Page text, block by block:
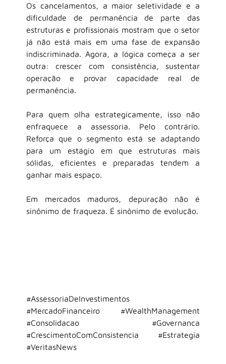
Os cancelamentos, a maior seletividade e a
dificuldade de permanência de parte das
estruturas e profissionais mostram que o setor
já não está mais em uma fase de expansão
indiscriminada. Agora, a lógica começa a ser
outra: crescer com consistência, sustentar
operação e provar capacidade real de
permanência.
Para quem olha estrategicamente, isso não
enfraquece a assessoria. Pelo contrário.
Reforça que o segmento está se adaptando
para um estágio em que estruturas mais
sólidas, eficientes e preparadas tendem a
ganhar mais espaço.
Em mercados maduros, depuração não é
sinônimo de fraqueza. É sinônimo de evolução.
#AssessoriaDeInvestimentos
#MercadoFinanceiro
#WealthManagement
#Consolidacao
#Governanca
#CrescimentoComConsistencia
#Estrategia
#VeritasNews